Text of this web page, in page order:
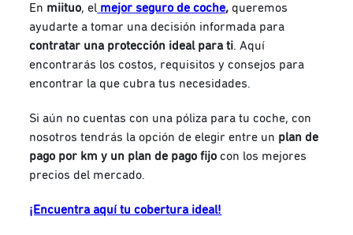
En miituo, el mejor seguro de coche, queremos
ayudarte a tomar una decisión informada para
contratar una protección ideal para ti. Aquí
encontrarás los costos, requisitos y consejos para
encontrar la que cubra tus necesidades.
Si aún no cuentas con una póliza para tu coche, con
nosotros tendrás la opción de elegir entre un plan de
pago por km y un plan de pago fijo con los mejores
precios del mercado.
¡Encuentra aquí tu cobertura ideal!